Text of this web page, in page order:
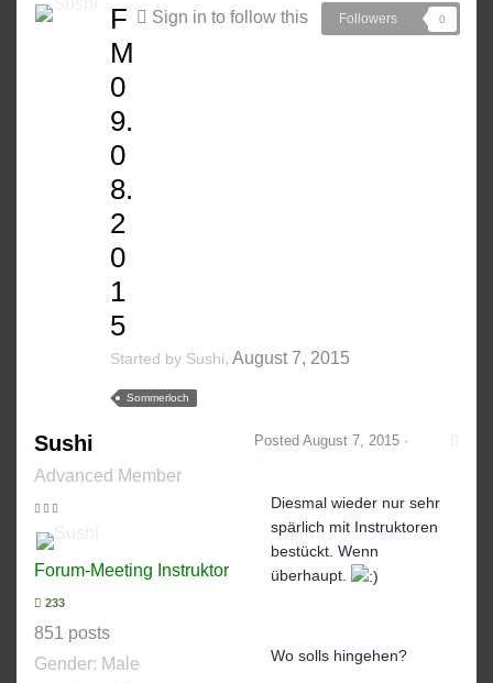
Sign in to follow this Followers 0
F
M
0
9.
0
8.
2
0
1
5
Started by Sushi, August 7, 2015
Sommerloch
Sushi
Advanced Member
Forum-Meeting Instruktor
233
851 posts
Gender: Male
Posted August 7, 2015 ·
Diesmal wieder nur sehr
spärlich mit Instruktoren
bestückt. Wenn
überhaupt.
Wo solls hingehen?